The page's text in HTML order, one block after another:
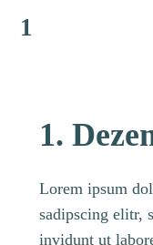
1
1.
Lorem ipsum
sadipscing elitr,
invidunt ut